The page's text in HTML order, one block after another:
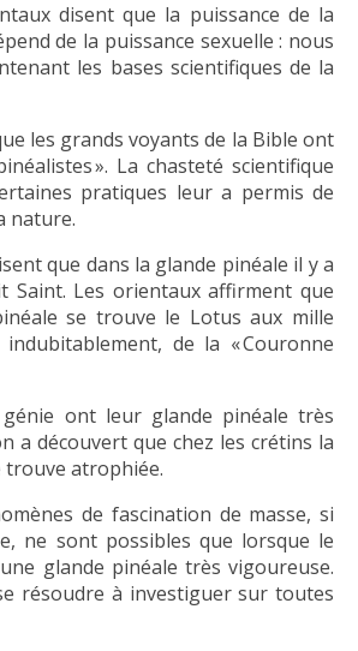
disent que la puissance de la
de la puissance sexuelle : nous
les bases scientifiques de la
les grands voyants de la Bible ont
». La chasteté scientifique
pratiques leur a permis de
nature.
que dans la glande pinéale il y a
Saint. Les orientaux affirment que
se trouve le Lotus aux mille
indubitablement, de la « Couronne
ont leur glande pinéale très
a découvert que chez les crétins la
trouve atrophiée.
de fascination de masse, si
ne sont possibles que lorsque le
glande pinéale très vigoureuse.
résoudre à investiguer sur toutes